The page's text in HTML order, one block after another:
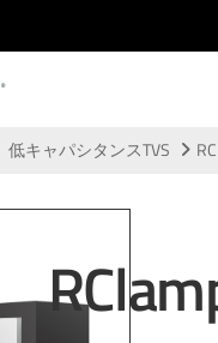
低キャパシタンスTVS